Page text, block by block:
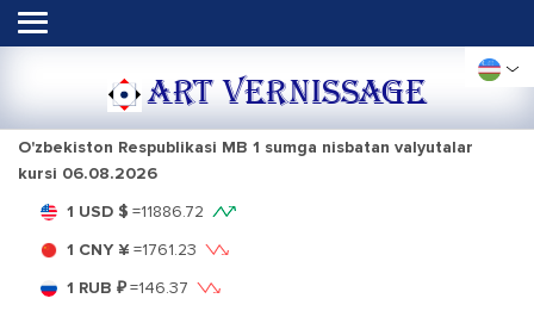
ART VERNISSAGE
O'zbekiston Respublikasi MB 1 sumga nisbatan valyutalar
kursi 06.08.2026
1 USD $ =11886.72
1 CNY ¥ =1761.23
1 RUB ₽=146.37